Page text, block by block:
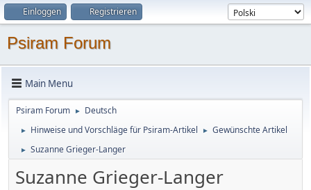
Einloggen Registrieren
Psiram Forum
Main Menu
Psiram Forum ► Deutsch
► Hinweise und Vorschläge für Psiram-Artikel ► Gewünschte Artikel
► Suzanne Grieger-Langer
Suzanne Grieger-Langer